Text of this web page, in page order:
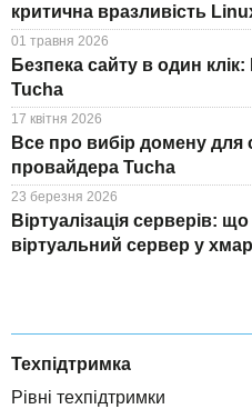
критична вразливість
01 травня 2026
Безпека сайту в один
Tucha
17 квітня 2026
Все про вибір домену для
провайдера Tucha
23 березня 2026
Віртуалізація серверів:
віртуальний сервер у
Техпідтримка
Рівні техпідтримки